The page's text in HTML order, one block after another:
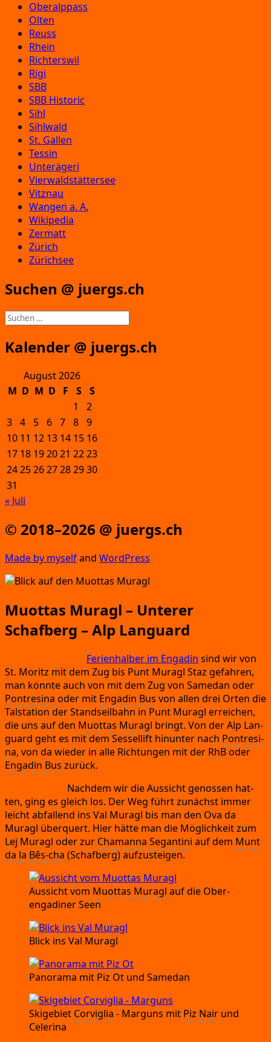
Oberalppass
Olten
Reuss
Rhein
Richterswil
Rigi
SBB
SBB Historic
Sihl
Sihlwald
St. Gallen
Tessin
Unterägeri
Vierwaldstättersee
Vitznau
Wangen a. A.
Wikipedia
Zermatt
Zürich
Zürichsee
Suchen @ juergs.ch
Suchen
nach:
Kalender @ juergs.ch
August 2026
M D M D F S
S
1
2
3 4 5 6 7 8 9
10 11 12 13 14 15 16
17 18 192021 2223
24252627282930
31
« Juli
© 2018–2026 @ juergs.ch
Made by mys­elfand Word­Press
Muottas Muragl – Unterer
Schafberg – Alp Languard
Feri­en­hal­ber im Enga­din sind wir von
St. Moritz mit dem Zug bis Punt Muragl Staz gefah­ren,
man könn­te auch von mit dem Zug von Same­dan oder
Pont­resi­na oder mit Enga­din Bus von allen drei Orten die
Tal­sta­ti­on der Stand­seil­bahn in Punt Muragl errei­chen,
die uns auf den Muot­tas Muragl bringt. Von der Alp Lan­
guard geht es mit dem Ses­sel­lift hin­un­ter nach Pont­resi­
na, von da wie­der in alle Rich­tun­gen mit der RhBoder
Enga­din Bus zurück.
Nach­dem wir die Aus­sicht genos­sen hat­
ten, ging es gleich los. Der Weg führt zunächst immer
leicht abfal­lend ins Val Muragl bis man den Ova da
Muragl über­quert. Hier hät­te man die Mög­lich­keit zum
Lej Muragl oder zur Cha­man­na Segan­ti­ni auf dem Munt
da la Bês-cha (Schaf­berg)aufzusteigen.
Aus­sicht vom Muot­tas Muragl auf die Ober­
enga­di­ner Seen
Blick ins Val Muragl
Pan­ora­ma mit Piz Ot und Samedan
Ski­ge­biet Cor­vi­glia - Mar­guns mit Piz Nair und
Celerina